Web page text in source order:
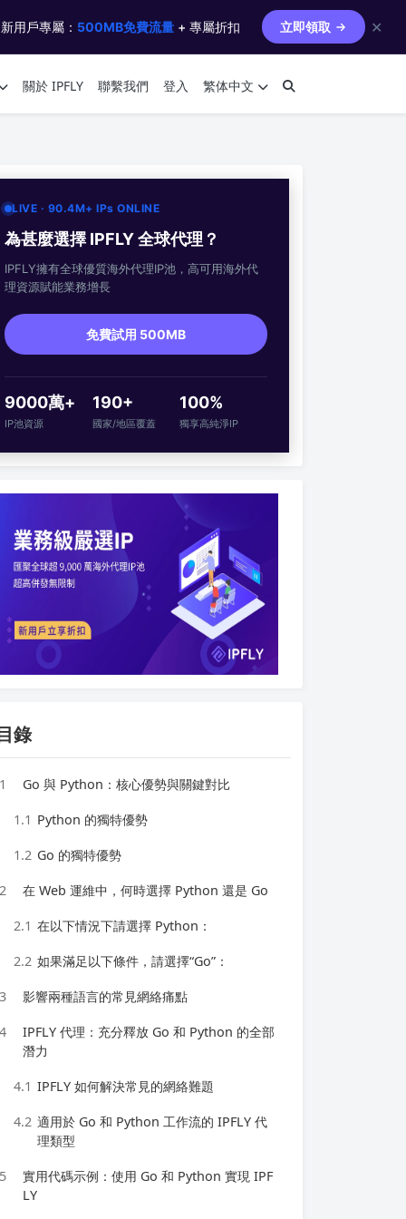
用戶專屬： 500MB免費流量 + 專屬折扣 立即領取 ✕
關於 IPFLY 聯繫我們 登入 繁体中文
LIVE · 90.4M+ IPs ONLINE
為甚麼選擇 IPFLY 全球代理？
IPFLY擁有全球優質海外代理IP池，高可用海外代
理資源賦能業務增長
免費試用 500MB
9000萬+
IP池資源
190+
國家/地區覆蓋
100%
獨享高純淨IP
錄
1 Go 與 Python：核心優勢與關鍵對比
1.1 Python 的獨特優勢
1.2 Go 的獨特優勢
2 在 Web 運維中，何時選擇 Python 還是 Go
2.1 在以下情況下請選擇 Python：
2.2 如果滿足以下條件，請選擇“Go”：
3 影響兩種語言的常見網絡痛點
4
IPFLY 代理：充分釋放 Go 和 Python 的全部
潛力
4.1 IPFLY 如何解決常見的網絡難題
4.2 適用於 Go 和 Python 工作流的 IPFLY 代
理類型
5
實用代碼示例：使用 Go 和 Python 實現 IPF
LY